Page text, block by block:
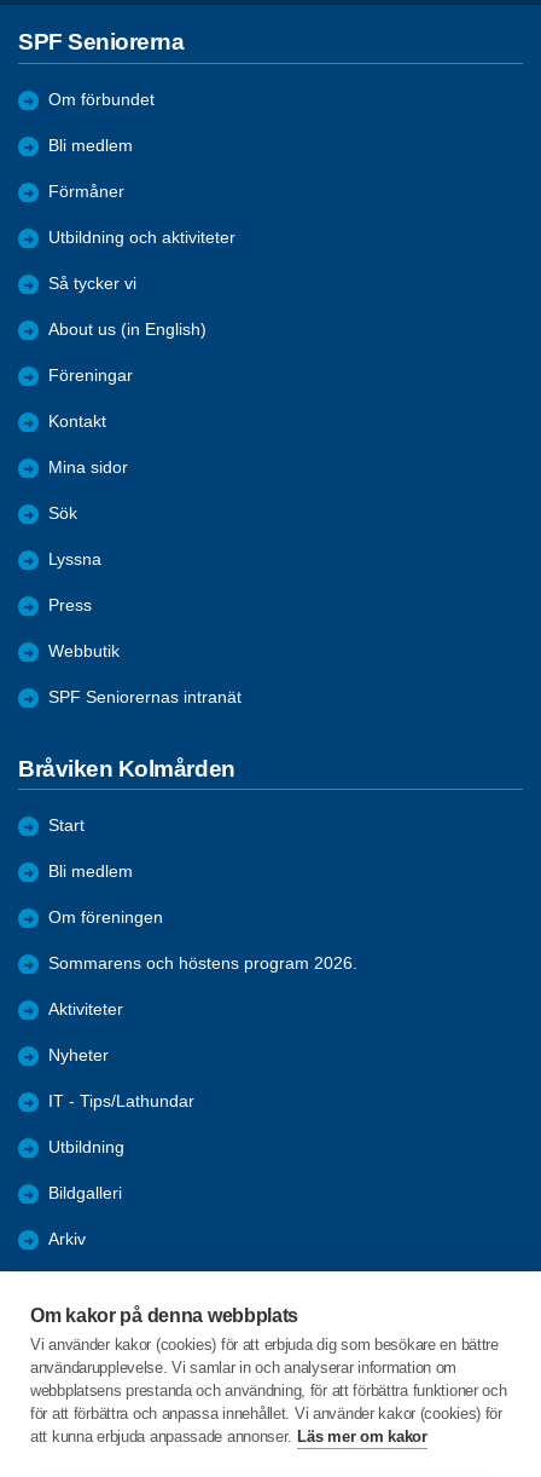
Om kakor på denna webbplats
Vi använder kakor (cookies) för att erbjuda dig som besökare en bättre
användarupplevelse. Vi samlar in och analyserar information om
webbplatsens prestanda och användning, för att förbättra funktioner och
för att förbättra och anpassa innehållet. Vi använder kakor (cookies) för
att kunna erbjuda anpassade annonser. Läs mer om kakor
SPF Seniorerna
Om förbundet
Bli medlem
Förmåner
Utbildning och aktiviteter
Så tycker vi
About us (in English)
Föreningar
Kontakt
Mina sidor
Sök
Lyssna
Press
Webbutik
SPF Seniorernas intranät
Bråviken Kolmården
Start
Bli medlem
Om föreningen
Sommarens och höstens program 2026.
Aktiviteter
Nyheter
IT - Tips/Lathundar
Utbildning
Bildgalleri
Arkiv
Förmåner
Digital hjälp
C/o:Per Adler